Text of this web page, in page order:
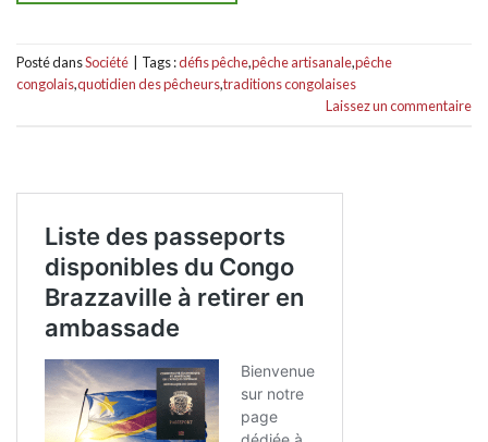
Posté dansSociété Tags :défis pêche,pêche artisanale,pêche
congolais,quotidien des pêcheurs,traditions congolaises
Laissez un commentaire